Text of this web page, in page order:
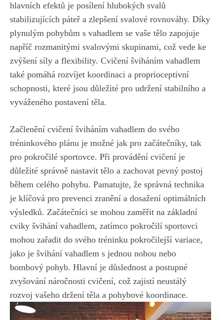
⁢hlavních efektů je posílení hlubokých svalů
‌stabilizujících páteř a zlepšení svalové rovnováhy. Díky
plynulým pohybům s vahadlem se ⁤vaše⁢ tělo zapojuje
napříč rozmanitými svalovými skupinami, což vede ke
zvýšení síly a flexibility. ⁤Cvičení šviháním vahadlem​
také ⁢pomáhá⁣ rozvíjet koordinaci⁢ a​ proprioceptivní
schopnosti, které ⁤jsou důležité pro udržení stabilního​ a
vyváženého postavení těla.
Začlenění cvičení‍ šviháním‌ vahadlem do svého
tréninkového plánu je možné jak ​pro ‌začátečníky,‌ tak
pro pokročilé ​sportovce. Při‌ provádění ‌cvičení je
důležité správně ⁣nastavit tělo a zachovat‍ pevný postoj
během⁣ celého ⁤pohybu. Pamatujte, že ‌správná technika
je ⁤klíčová pro prevenci zranění a ​dosažení optimálních
výsledků. ⁢Začátečníci se mohou zaměřit na základní
cviky ‍švihání vahadlem, zatímco pokročilí sportovci
mohou zařadit do⁤ svého tréninku ‍pokročilejší variace,
jako je švihání vahadlem s ‌jednou nohou nebo
bombový pohyb. Hlavní ⁤je důslednost a postupné⁣
zvyšování náročnosti cvičení, ⁤což ⁤zajistí ‍neustálý⁣
rozvoj vašeho držení těla a‍ pohybové koordinace.